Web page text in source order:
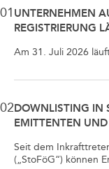
01 UNTERNEHMEN
REGISTRIERUNG
Am 31. Juli 2026
02DOWNLISTING IN
EMITTENTEN
Seit dem
(„StoFöG“) können